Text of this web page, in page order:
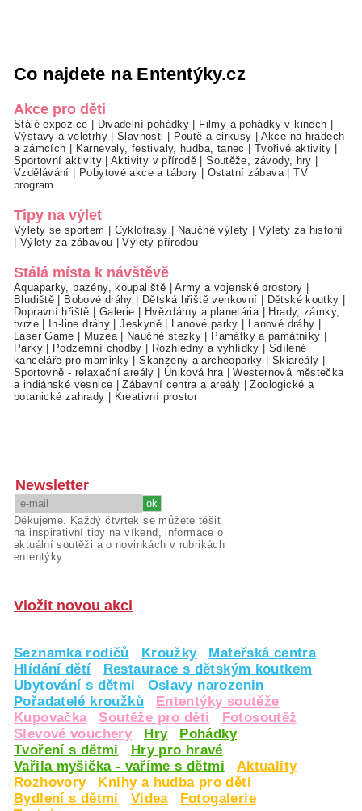
Co najdete na Ententýky.cz
Akce pro děti
Stálé expozice | Divadelní pohádky | Filmy a pohádky v kinech |
Výstavy a veletrhy|Slavnosti | Poutě a cirkusy | Akce na hradech
a zámcích | Karnevaly, festivaly, hudba, tanec | Tvořivé aktivity |
Sportovní aktivity|Aktivity v přírodě |Soutěže, závody, hry |
Vzdělávání | Pobytové akce a tábory | Ostatní zábava |TV
program
Tipy na výlet
Výlety se sportem | Cyklotrasy | Naučné výlety | Výlety za historií
| Výlety za zábavou |Výlety přírodou
Stálá místa k návštěvě
Aquaparky, bazény, koupaliště |Army a vojenské prostory |
Bludiště | Bobové dráhy | Dětská hřiště venkovní | Dětské koutky |
Dopravní hřiště | Galerie | Hvězdárny a planetária | Hrady, zámky,
tvrze| In-line dráhy |Jeskyně| Lanové parky | Lanové dráhy |
Laser Game | Muzea| Naučné stezky | Památky a památníky |
Parky| Podzemní chodby | Rozhledny a vyhlídky | Sdílené
kanceláře pro maminky |Skanzeny a archeoparky | Skiareály |
Sportovně - relaxační areály | Úniková hra |Westernová městečka
a indiánské vesnice |Zábavní centra a areály |Zoologické a
botanické zahrady | Kreativní prostor
Newsletter
Děkujeme. Každý čtvrtek se můžete těšit
na inspirativní tipy na víkend, informace o
aktuální soutěži a o novinkách v rubrikách
ententýky.
Vložit novou akci
Seznamka rodičů Kroužky
Mateřská centra
Hlídání dětí
Restaurace s dětským koutkem
Ubytování s dětmi
Oslavy narozenin
Pořadatelé kroužků
Ententýky soutěže
Kupovačka
Soutěže pro děti
Fotosoutěž
Slevové vouchery
Hry
Pohádky
Tvoření s dětmi
Hry pro hravé
Vařila myšička - vaříme s dětmi
Aktuality
Rozhovory
Knihy a hudba pro děti
Bydlení s dětmi
Videa
Fotogalerie